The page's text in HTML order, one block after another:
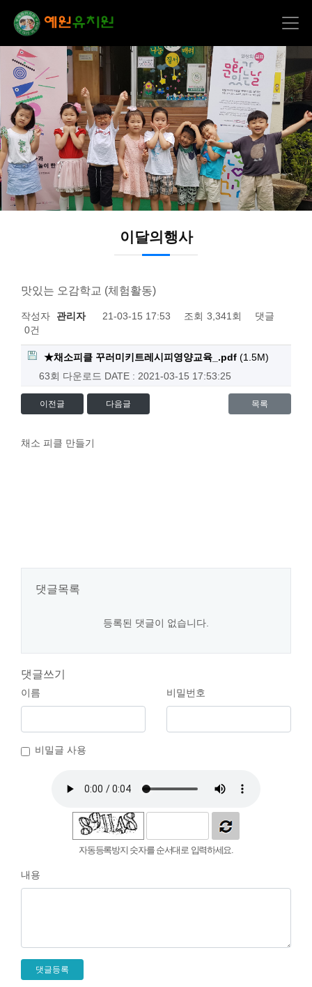
이달의행사
맛있는 오감학교 (체험활동)
작성자 관리자 21-03-15 17:53 조회 3,341회
댓글
0건
★채소피클 꾸러미키트레시피영양교육_.pdf (1.5M)
63회 다운로드 DATE : 2021-03-15 17:53:25
이전글 다음글 목록
채소 피클 만들기
댓글목록
등록된 댓글이 없습니다.
댓글쓰기
이름 비밀번호
비밀글 사용
자동등록방지 숫자를 순서대로 입력하세요.
내용
댓글등록